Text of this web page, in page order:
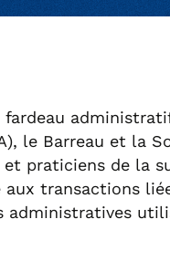
), le Barreau et la
praticiens de la
transactions